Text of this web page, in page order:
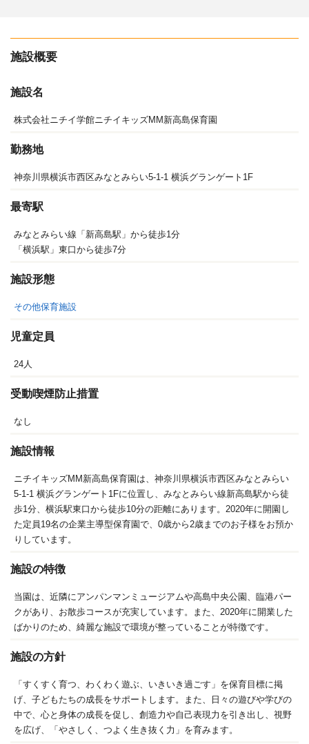
施設概要
施設名
株式会社ニチイ学館ニチイキッズMM新高島保育園
勤務地
神奈川県横浜市西区みなとみらい5-1-1 横浜グランゲート1F
最寄駅
みなとみらい線「新高島駅」から徒歩1分
「横浜駅」東口から徒歩7分
施設形態
その他保育施設
児童定員
24人
受動喫煙防止措置
なし
施設情報
ニチイキッズMM新高島保育園は、神奈川県横浜市西区みなとみらい
5-1-1 横浜グランゲート1Fに位置し、みなとみらい線新高島駅から徒
歩1分、横浜駅東口から徒歩10分の距離にあります。2020年に開園し
た定員19名の企業主導型保育園で、0歳から2歳までのお子様をお預か
りしています。
施設の特徴
当園は、近隣にアンパンマンミュージアムや高島中央公園、臨港パー
クがあり、お散歩コースが充実しています。また、2020年に開業した
ばかりのため、綺麗な施設で環境が整っていることが特徴です。
施設の方針
「すくすく育つ、わくわく遊ぶ、いきいき過ごす」を保育目標に掲
げ、子どもたちの成長をサポートします。また、日々の遊びや学びの
中で、心と身体の成長を促し、創造力や自己表現力を引き出し、視野
を広げ、「やさしく、つよく生き抜く力」を育みます。